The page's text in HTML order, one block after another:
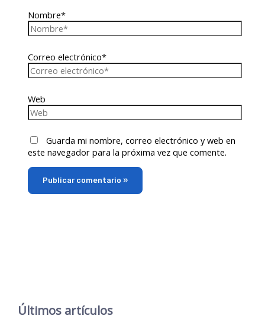
Nombre*
Correo electrónico*
Web
Guarda mi nombre, correo electrónico y web en
este navegador para la próxima vez que comente.
Últimos artículos